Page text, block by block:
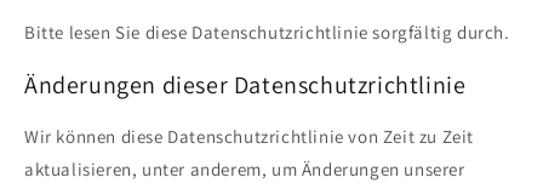
Bitte lesen Sie diese Datenschutzrichtlinie sorgfältig durch.
Änderungen dieser Datenschutzrichtlinie
Wir können diese Datenschutzrichtlinie von Zeit zu Zeit
aktualisieren, unter anderem, um Änderungen unserer